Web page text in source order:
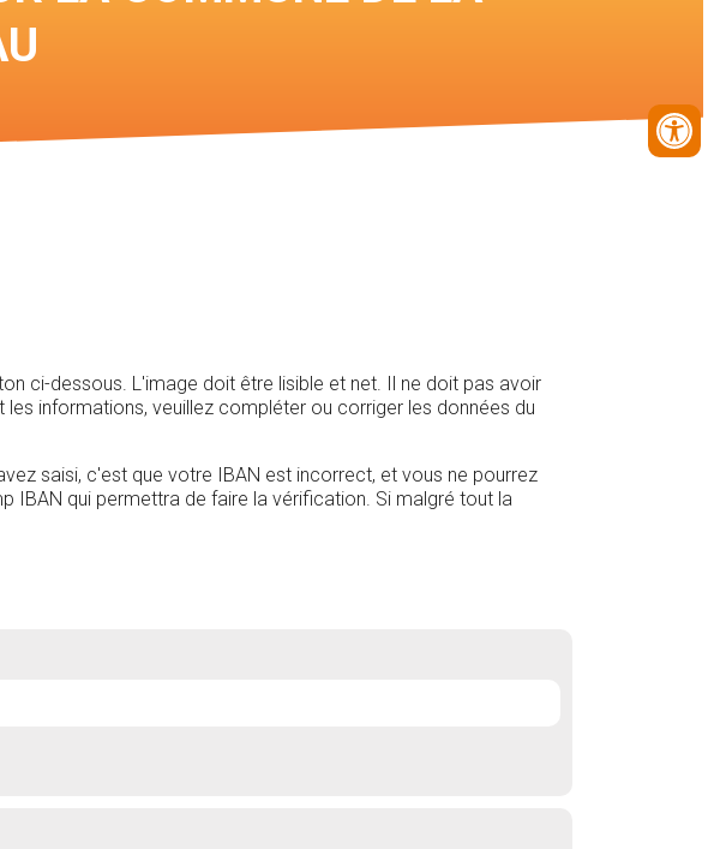
ci-dessous. L'image doit être lisible et net. Il ne doit pas avoir
informations, veuillez compléter ou corriger les données du
saisi, c'est que votre IBAN est incorrect, et vous ne pourrez
IBAN qui permettra de faire la vérification. Si malgré tout la